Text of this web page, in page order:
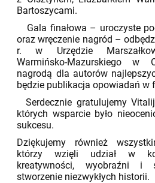
Bartoszycami.
Gala finałowa – uroczyste
oraz wręczenie nagród –
r. w Urzędzie
Warmińsko-Mazurskiego w
nagrodą dla autorów
będzie publikacja opowiadań w
Serdecznie gratulujemy
których wsparcie było
sukcesu.
Dziękujemy również
którzy wzięli udział w
kreatywności, wyobraźni i
stworzenie niezwykłych historii.